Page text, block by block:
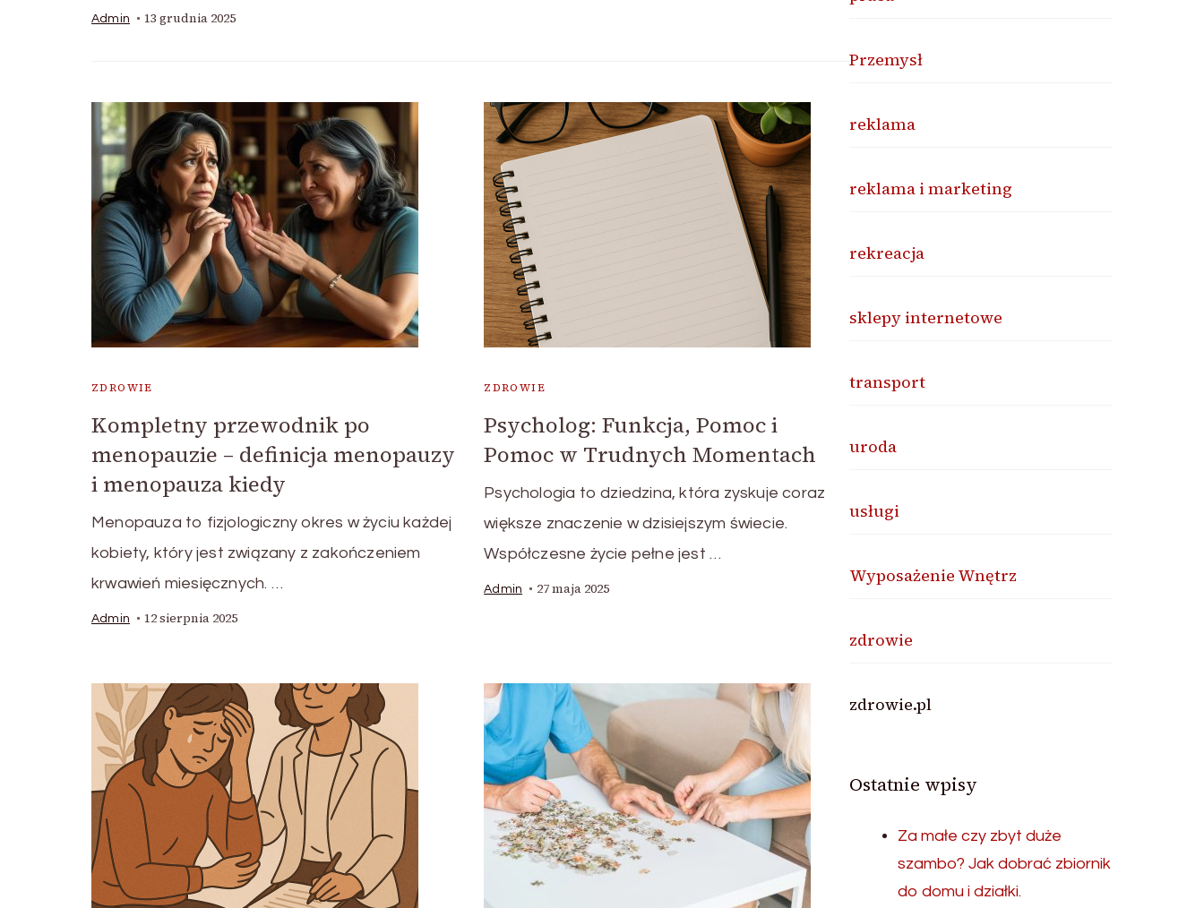
Admin 13 grudnia 2025
ZDROWIE
Kompletny przewodnik po
menopauzie – definicja menopauzy
i menopauza kiedy
Menopauza to fizjologiczny okres w życiu każdej
kobiety, który jest związany z zakończeniem
krwawień miesięcznych. …
Admin 12 sierpnia 2025
ZDROWIE
Psycholog: Funkcja, Pomoc i
Pomoc w Trudnych Momentach
Psychologia to dziedzina, która zyskuje coraz
większe znaczenie w dzisiejszym świecie.
Współczesne życie pełne jest …
Admin 27 maja 2025
Przemysł
reklama
reklama i marketing
rekreacja
sklepy internetowe
transport
uroda
usługi
Wyposażenie Wnętrz
zdrowie
zdrowie.pl
Ostatnie wpisy
Za małe czy zbyt duże
szambo? Jak dobrać zbiornik
do domu i działki.